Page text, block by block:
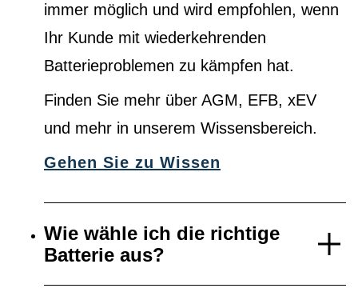
immer möglich und wird empfohlen, wenn
Ihr Kunde mit wiederkehrenden
Batterieproblemen zu kämpfen hat.
Finden Sie mehr über AGM, EFB, xEV
und mehr in unserem Wissensbereich.
Gehen Sie zu Wissen
Wie wähle ich die richtige
Batterie aus?